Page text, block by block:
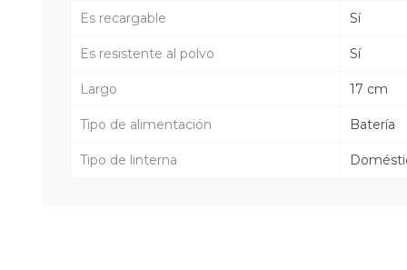
Es recargable Sí
Es resistente al polvo Sí
Largo 17 cm
Tipo de alimentación Batería
Tipo de linterna